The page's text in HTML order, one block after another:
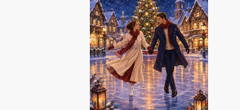
Navidad
romántica